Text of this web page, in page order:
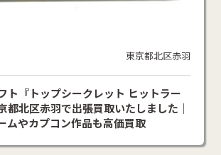
東京都北区赤羽
ト『トップシークレット ヒットラー
都北区赤羽で出張買取いたしました｜
ムやカプコン作品も高価買取